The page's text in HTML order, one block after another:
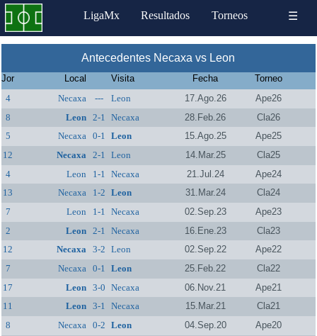
LigaMx Resultados Torneos ☰
Antecedentes Necaxa vs Leon
Jor Local Visita Fecha
Torneo
4
Necaxa --- Leon 17.Ago.26
Ape26
8
Leon 2-1 Necaxa 28.Feb.26
Cla26
5
Necaxa 0-1 Leon 15.Ago.25
Ape25
12
Necaxa 2-1 Leon 14.Mar.25
Cla25
4
Leon 1-1 Necaxa 21.Jul.24
Ape24
13
Necaxa 1-2 Leon 31.Mar.24
Cla24
7
Leon 1-1 Necaxa 02.Sep.23
Ape23
2
Leon 2-1 Necaxa 16.Ene.23
Cla23
12
Necaxa 3-2 Leon 02.Sep.22
Ape22
7
Necaxa 0-1 Leon 25.Feb.22
Cla22
17
Leon 3-0 Necaxa 06.Nov.21
Ape21
11
Leon 3-1 Necaxa 15.Mar.21
Cla21
8
Necaxa 0-2 Leon 04.Sep.20
Ape20